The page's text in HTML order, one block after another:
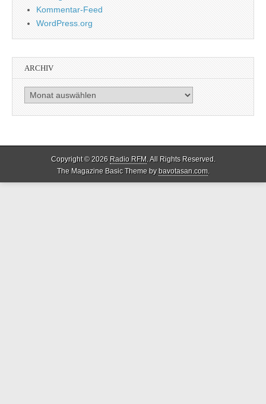
Kommentar-Feed
WordPress.org
ARCHIV
Archiv
Copyright © 2026 Radio RFM. All Rights Reserved.
The Magazine Basic Theme bybavotasan.com.